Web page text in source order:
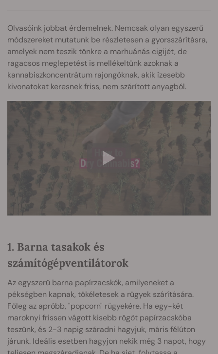
Olvasóink jobbat érdemelnek. Nemcsak olyan egyszerű
módszereket mutatunk be részletesen a gyorsszárításra,
amelyek nem teszik tönkre a marhuánás cigijét, de
ragacsos meglepetést is mellékeltünk azoknak a
kannabiszkoncentrátum rajongóknak, akik ízesebb
kivonatokat keresnek friss, nem szárított anyagból.
1. Barna tasakok és
számítógépventilátorok
Az egyszerű barna papírzacskók, amilyeneket a
pékségben kapnak, tökéletesek a rügyek szárítására.
Főleg az apróbb, "popcorn" rügyekére. Ha egy-két
maroknyi frissen vágott kisebb rögöt papírzacskóba
teszünk, és 2-3 napig száradni hagyjuk, máris félúton
járunk. Ideális esetben hagyjon nekik még 3 napot, hogy